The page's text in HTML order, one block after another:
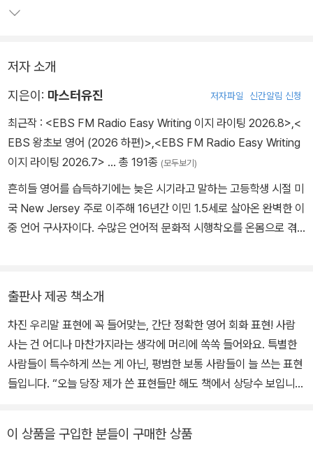
곳은 어디나 비슷하다는 생각에 표현이 쏙쏙 더 잘 외워질 겁니다. 해
What is 사용빈도 1억 영어회화 표현?
누가 쓰는가?: 뉴저지의 작은 편의점에서 아르바이트를 하는 대학생,
뉴욕에 있는 소규모 자동차 부품회사에 다니는 직장인,
샌디에이고 해변가에서 주말마다 서핑을 즐기는 프리랜서 디자이너,
남부 캘리포니아에서 대형 마트 여러 개를 운영 중인 천만장자,
세상을 떠난 할리우드 스타에 이르기까지의 현지 원어민들
2. 다양한 시나리오를 통해 시뮬레이션 테스트를 한 후
3. 마지막으로 현지 원어민들에게서 검증을 받고 인정받기
이 과정을 통해 나온 결정체만을 “사용빈도 1억 영어회화 표현”이라
지칭
와
저자 소개
지은이: 마스터유진 저자파일 신간알림 신청
최근작 : <EBS FM Radio Easy Writing 이지 라이팅 2026.8> <
EBS 왕초보 영어 (2026 하편)> <EBS FM Radio Easy Writing
이지 라이팅 2026.7> … 총 191종 (모두보기)
흔히들 영어를 습득하기에는 늦은 시기라고 말하는 고등학생 시절 미
국 New Jersey 주로 이주해 16년간 이민 1.5세로 살아온 완벽한 이
중 언어 구사자이다. 수많은 언어적 문화적 시행착오를 온몸으로 겪
어를 배우고자 노력하는 모든 이들과 나누기 위해 2009년 여름 귀국
했다. 강남 YBM 어학원과 메가잉글리시의 대표 영어 강사인 그는,
영어 낭독 훈련과 리스닝 훈련의 공식 코치로 활동하면서 학생들과의
적극적인 커뮤니케이션을 위해 영어 카페 www.iamsuper.co.kr을
운영하고 있다. Global ESL Forum FightEnglish, LLC. 편집장 l
gh School, New Jersey 우수 졸업 지은 책 l 영어 리스닝 훈련 실
출판사 제공 책소개
차진 우리말 표현에 꼭 들어맞는, 간단 정확한 영어 회화 표현! 사람
사는 건 어디나 마찬가지라는 생각에 머리에 쏙쏙 들어와요. 특별한
사람들이 특수하게 쓰는 게 아닌, 평범한 보통 사람들이 늘 쓰는 표현
들입니다. “오늘 당장 제가 쓴 표현들만 해도 책에서 상당수 보입니
교사) ‘우리가 이렇게 쓰는 건 어떻게 알았지?’ 원어민이 놀랄 정도로
이 상품을 구입한 분들이 구매한 상품